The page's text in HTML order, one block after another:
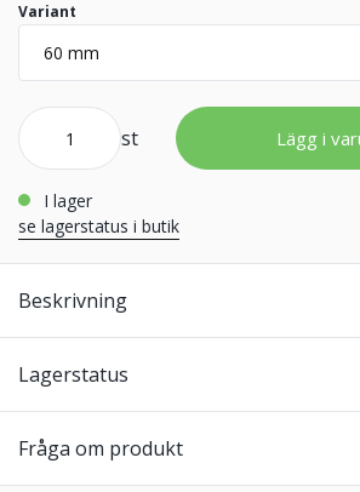
Variant
st Lägg i
i lager
se lagerstatus i butik
Beskrivning
Lagerstatus
Fråga om produkt